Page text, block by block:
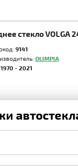
стекло VOLGA
9141
OLIMPIA
1970 - 2021